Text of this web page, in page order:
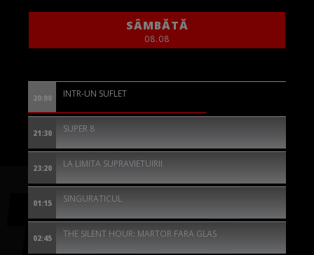
SÂMBĂTĂ
08.08
20:00 INTR-UN SUFLET
21:30 SUPER 8
23:20 LA LIMITA SUPRAVIETUIRII
01:15 SINGURATICUL
02:45 THE SILENT HOUR: MARTOR FARA GLAS